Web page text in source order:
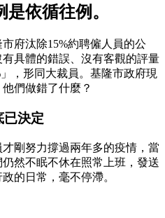
依循往例。
府汰除15%約聘僱人員的公
具體的錯誤、沒有客觀的評量
，形同大裁員。基隆市政府現
們做錯了什麼？
已決定
剛努力撐過兩年多的疫情，當
然不眠不休在照常上班，發送
的日常，毫不停滯。